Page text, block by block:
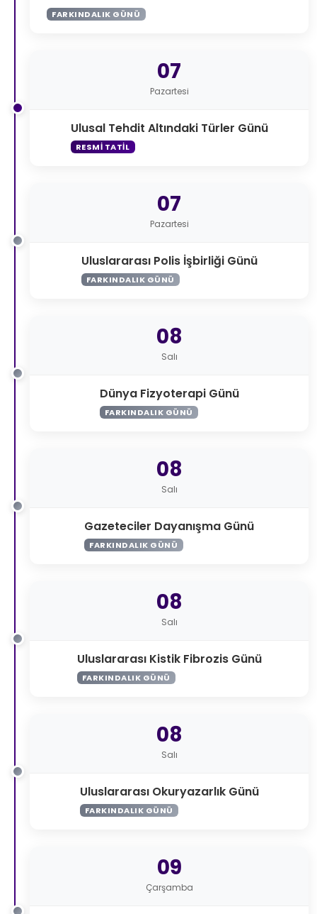
FARKINDALIK GÜNÜ
07
Pazartesi
Ulusal Tehdit Altındaki Türler Günü
RESMI TATIL
07
Pazartesi
Uluslararası Polis İşbirliği Günü
FARKINDALIK GÜNÜ
08
Salı
Dünya Fizyoterapi Günü
FARKINDALIK GÜNÜ
08
Salı
Gazeteciler Dayanışma Günü
FARKINDALIK GÜNÜ
08
Salı
Uluslararası Kistik Fibrozis Günü
FARKINDALIK GÜNÜ
08
Salı
Uluslararası Okuryazarlık Günü
FARKINDALIK GÜNÜ
09
Çarşamba